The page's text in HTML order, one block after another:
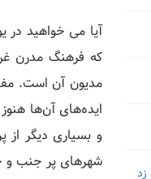
آیا می خواهید در
که فرهنگ مدرن
مدیون آن است.
ایده‌های آن‌ها
و بسیاری دیگر از
شهرهای پر جنب و